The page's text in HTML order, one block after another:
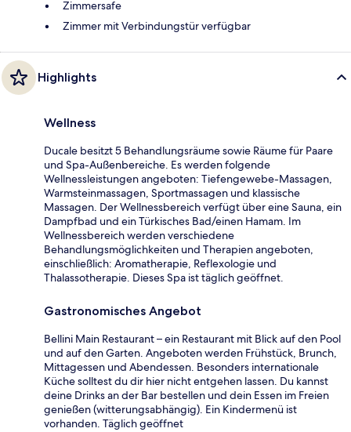
Zimmersafe
Zimmer mit Verbindungstür verfügbar
Highlights
Wellness
Ducale besitzt 5 Behandlungsräume sowie Räume für Paare
und Spa-Außenbereiche. Es werden folgende
Wellnessleistungen angeboten: Tiefengewebe-Massagen,
Warmsteinmassagen, Sportmassagen und klassische
Massagen. Der Wellnessbereich verfügt über eine Sauna, ein
Dampfbad und ein Türkisches Bad/einen Hamam. Im
Wellnessbereich werden verschiedene
Behandlungsmöglichkeiten und Therapien angeboten,
einschließlich: Aromatherapie, Reflexologie und
Thalassotherapie. Dieses Spa ist täglich geöffnet.
Gastronomisches Angebot
Bellini Main Restaurant – ein Restaurant mit Blick auf den Pool
und auf den Garten. Angeboten werden Frühstück, Brunch,
Mittagessen und Abendessen. Besonders internationale
Küche solltest du dir hier nicht entgehen lassen. Du kannst
deine Drinks an der Bar bestellen und dein Essen im Freien
genießen (witterungsabhängig). Ein Kindermenü ist
vorhanden. Täglich geöffnet